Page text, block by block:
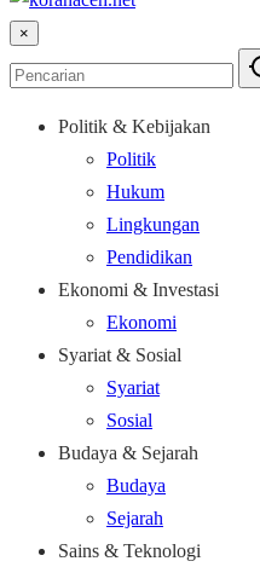
×
Politik & Kebijakan
Politik
Hukum
Lingkungan
Pendidikan
Ekonomi & Investasi
Ekonomi
Syariat & Sosial
Syariat
Sosial
Budaya & Sejarah
Budaya
Sejarah
Sains & Teknologi